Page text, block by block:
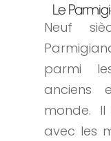
Le
Neuf
parmi
anciens
monde.
avec les